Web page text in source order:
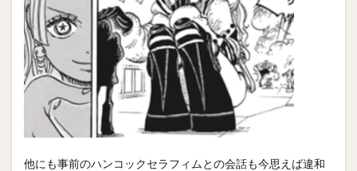
他にも事前のハンコックセラフィムとの会話も今思えば違和